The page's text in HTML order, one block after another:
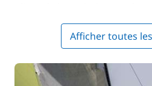
Depuis Bormes-les-Mimosas,
détroit de Gibraltar, un des
par les navires du monde
ouvrir l’œil.
Afficher toutes